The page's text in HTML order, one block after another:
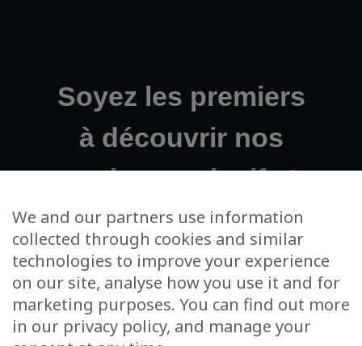
Soyez les premiers
à découvrir nos
projets exclusifs !
Votre adresse email
J’accepte de m’inscrire à la newsletter et à
l’utilisation de mes données dans cet unique cadre
We and our partners use information
collected through cookies and similar
technologies to improve your experience
on our site, analyse how you use it and for
marketing purposes. You can find out more
in our privacy policy, and manage your